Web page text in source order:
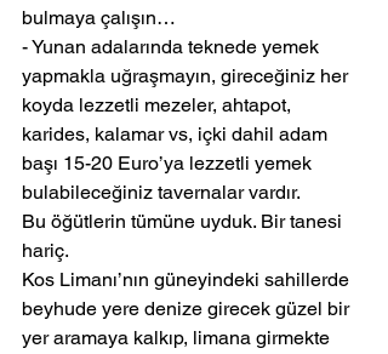
bulmaya çalışın…
- Yunan adalarında teknede yemek
yapmakla uğraşmayın, gireceğiniz her
koyda lezzetli mezeler, ahtapot,
karides, kalamar vs, içki dahil adam
başı 15-20 Euro’ya lezzetli yemek
bulabileceğiniz tavernalar vardır.
Bu öğütlerin tümüne uyduk. Bir tanesi
hariç.
Kos Limanı’nın güneyindeki sahillerde
beyhude yere denize girecek güzel bir
yer aramaya kalkıp, limana girmekte